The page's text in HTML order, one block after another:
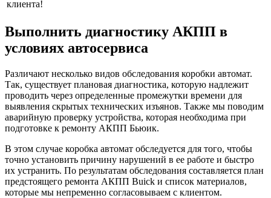
клиента!
Выполнить диагностику АКПП в
условиях автосервиса
Различают несколько видов обследования коробки автомат.
Так, существует плановая диагностика, которую надлежит
проводить через определенные промежутки времени для
выявления скрытых технических изъянов. Также мы поводим
аварийную проверку устройства, которая необходима при
подготовке к ремонту АКПП Бьюик.
В этом случае коробка автомат обследуется для того, чтобы
точно установить причину нарушений в ее работе и быстро
их устранить. По результатам обследования составляется план
предстоящего ремонта АКПП Buick и список материалов,
которые мы непременно согласовываем с клиентом.